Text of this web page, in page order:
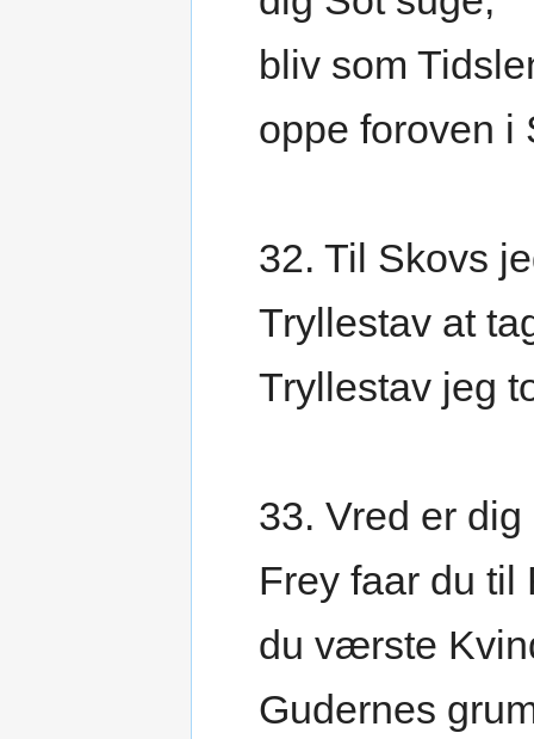
bliv som
oppe foroven i
32. Til Skovs
Tryllestav at
Tryllestav jeg
33. Vred er
Frey faar du til
du værste
Gudernes